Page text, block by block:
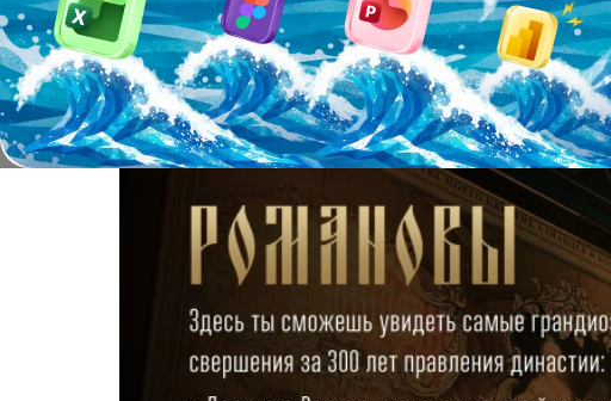
Работа
эксперта